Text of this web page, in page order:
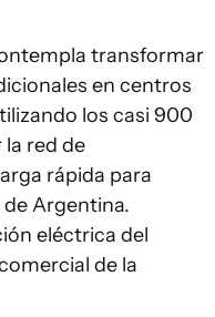
transformar
en centros
los casi 900
red de
rápida para
Argentina.
eléctrica del
de la